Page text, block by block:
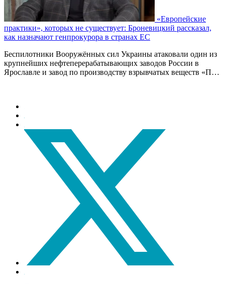
«Европейские
практики», которых не существует: Броневицкий рассказал,
как назначают генпрокурора в странах ЕС
Беспилотники Вооружённых сил Украины атаковали один из
крупнейших нефтеперерабатывающих заводов России в
Ярославле и завод по производству взрывчатых веществ «П…